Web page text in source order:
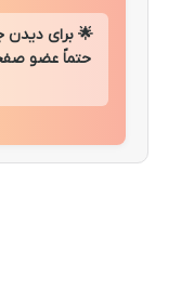
🌟 برای دیدن
حتماً عضو